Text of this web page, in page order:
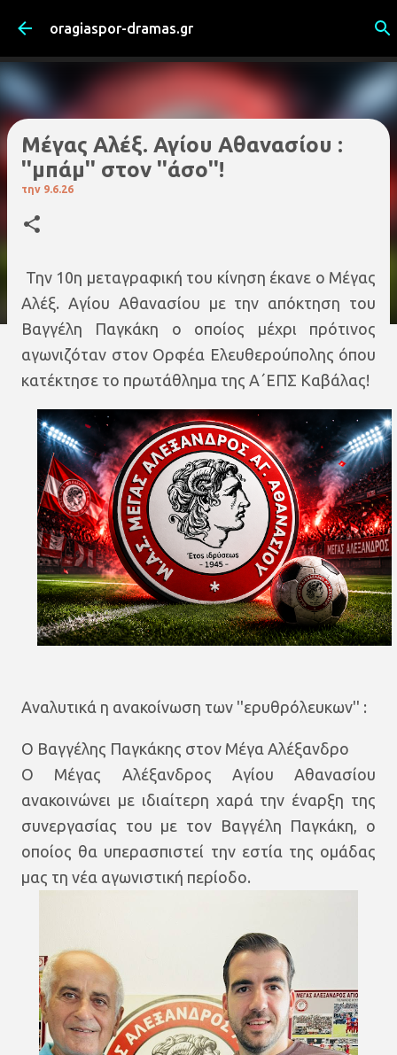
Μετάβαση στο κύριο περιεχόμενο
oragiaspor-dramas.gr
Mέγας Αλέξ. Αγίου Αθανασίου :
''μπάμ'' στον ''άσο''!
την 9.6.26
Την 10η μεταγραφική του κίνηση έκανε ο Μέγας
Αλέξ. Αγίου Αθανασίου με την απόκτηση του
Βαγγέλη Παγκάκη ο οποίος μέχρι πρότινος
αγωνιζόταν στον Ορφέα Ελευθερούπολης όπου
κατέκτησε το πρωτάθλημα της Α΄ΕΠΣ Καβάλας!
Αναλυτικά η ανακοίνωση των ''ερυθρόλευκων'' :
Ο Βαγγέλης Παγκάκης στον Μέγα Αλέξανδρο
Ο Μέγας Αλέξανδρος Αγίου Αθανασίου
ανακοινώνει με ιδιαίτερη χαρά την έναρξη της
συνεργασίας του με τον Βαγγέλη Παγκάκη, ο
οποίος θα υπερασπιστεί την εστία της ομάδας
μας τη νέα αγωνιστική περίοδο.